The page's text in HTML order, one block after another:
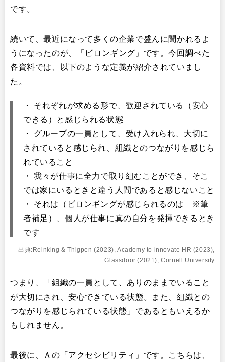
です。
続いて、最近になって多くの企業で盛んに聞かれるよ
うになったのが、「ビロンギング」です。今回調べた
各資料では、以下のような定義が紹介されていまし
た。
・ それぞれが求める形で、歓迎されている（安心
できる）と感じられる状態
・ グループの一員として、受け入れられ、大切に
されていると感じられ、組織とのつながりを感じら
れていること
・ 我々が仕事に全力で取り組むことができ、そこ
では家にいるときと違う人間であると感じないこと
・ それは（ビロンギングが感じられるのは ※筆
者補足）、個人が仕事に真の自分を発揮できるとき
です
出典:Reinking & Thigpen (2023), Academy to innovate HR (2023),
Glassdoor (2021), Cornell University
つまり、「組織の一員として、ありのままでいること
が大切にされ、安心できている状態。また、組織との
つながりを感じられている状態」であるともいえるか
もしれません。
最後に、Ａの「アクセシビリティ」です。こちらは、